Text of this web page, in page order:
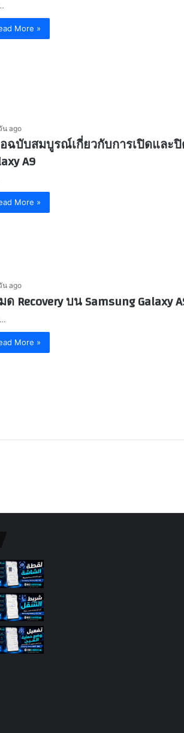
More »
น ago
ฉบับสมบูรณ์เกี่ยวกับการเปิดและ
A9
More »
น ago
Recovery บน Samsung Galaxy
More »